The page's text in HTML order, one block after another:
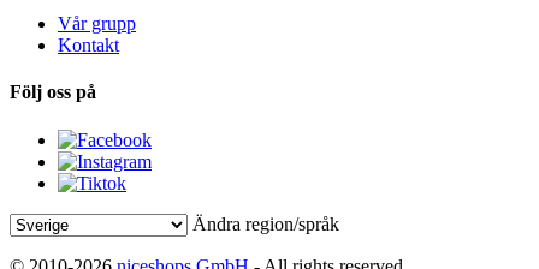
Vår grupp
Kontakt
Följ oss på
Ändra region/språk